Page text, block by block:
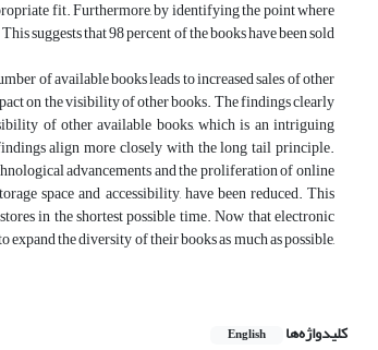
fit. Furthermore, by identifying the point where
suggests that 98 percent of the books have been sold
of available books leads to increased sales of other
on the visibility of other books. The findings clearly
of other available books, which is an intriguing
align more closely with the long tail principle.
advancements and the proliferation of online
space and accessibility, have been reduced. This
in the shortest possible time. Now that electronic
the diversity of their books as much as possible,
کلیدواژه‌ها English